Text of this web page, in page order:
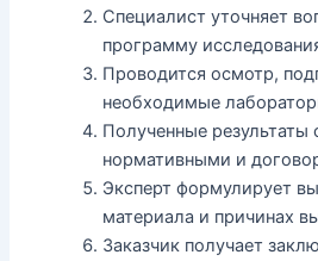
Специалист уточняет
программу
Проводится осмотр,
необходимые
Полученные результаты
нормативными и
Эксперт формулирует
материала и причинах
Заказчик получает